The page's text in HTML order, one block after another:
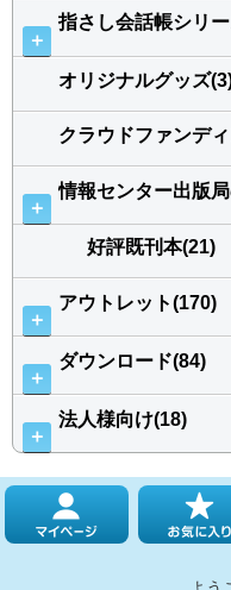
＋
指さし会話帳シリ
オリジナルグッズ
クラウドファンデ
＋
情報センター出版
好評既刊本(21)
＋
アウトレット(170)
＋
ダウンロード(84)
＋
法人様向け(18)